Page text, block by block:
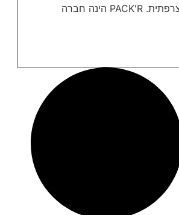
מכונה חצי אוטומטית למילוי וסגירת חביות, קוביות וג'ריקנים- מתוצרת PACK'R הצרפתית. PACK'R הינה חברה